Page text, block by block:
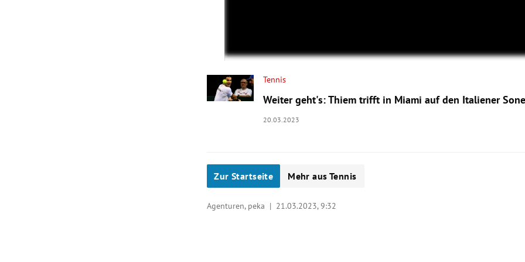
Tennis
Weiter geht's: Thiem trifft in Miami auf den Italiener
20.03.2023
Zur Startseite Mehr aus Tennis
Agenturen, peka | 21.03.2023, 9:32